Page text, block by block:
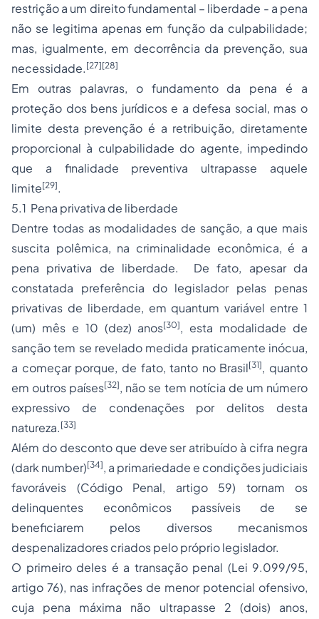
restrição a um direito fundamental – liberdade - a pena
não se legitima apenas em função da culpabilidade;
mas, igualmente, em decorrência da prevenção, sua
necessidade. [27][28]
Em outras palavras, o fundamento da pena é a
proteção dos bens jurídicos e a defesa social, mas o
limite desta prevenção é a retribuição, diretamente
proporcional à culpabilidade do agente, impedindo
que a finalidade preventiva ultrapasse aquele
limite[29].
5.1 Pena privativa de liberdade
Dentre todas as modalidades de sanção, a que mais
suscita polêmica, na criminalidade econômica, é a
pena privativa de liberdade. De fato, apesar da
constatada preferência do legislador pelas penas
privativas de liberdade, em quantum variável entre 1
(um) mês e 10 (dez) anos[30], esta modalidade de
sanção tem se revelado medida praticamente inócua,
a começar porque, de fato, tanto no Brasil[31], quanto
em outros países[32], não se tem notícia de um número
expressivo de condenações por delitos desta
natureza. [33]
Além do desconto que deve ser atribuído à cifra negra
(dark number)[34], a primariedade e condições judiciais
favoráveis (Código Penal, artigo 59) tornam os
delinquentes econômicos passíveis de se
beneficiarem pelos diversos mecanismos
despenalizadores criados pelo próprio legislador.
O primeiro deles é a transação penal (Lei 9.099/95,
artigo 76), nas infrações de menor potencial ofensivo,
cuja pena máxima não ultrapasse 2 (dois) anos,